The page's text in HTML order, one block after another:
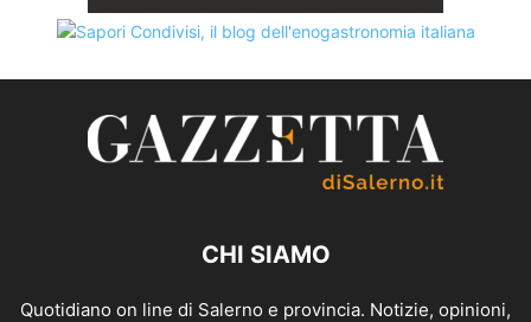
CHI SIAMO
Quotidiano on line di Salerno e provincia. Notizie, opinioni,